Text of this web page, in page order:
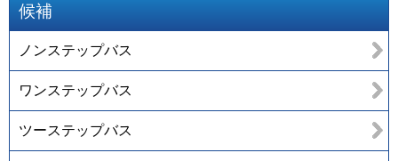
候補
ノンステップバス
ワンステップバス
ツーステップバス